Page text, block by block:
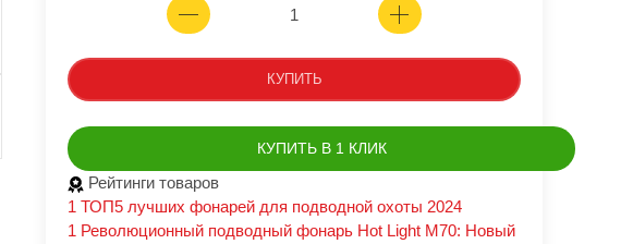
КУПИТЬ
КУПИТЬ В 1 КЛИК
Рейтинги товаров
1 ТОП5 лучших фонарей для подводной охоты 2024
1 Революционный подводный фонарь Hot Light M70: Новый